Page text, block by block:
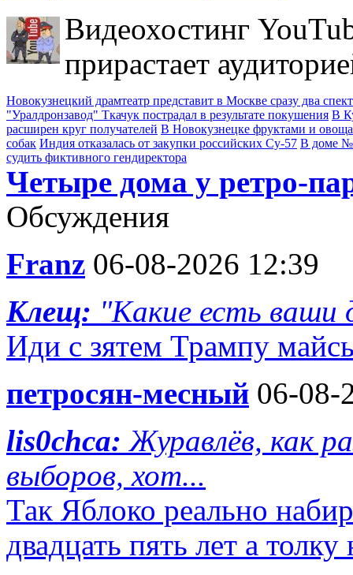
Видеохостинг
прирастает
Новокузнецкий драмтеатр представит в Москве сразу два
"Уралдронзавод" Ткачук пострадал в результате покушения В
расширен круг получателей В Новокузнецке фруктами и
собак Индия отказалась от закупки российских Су-57 В доме
судить фиктивного гендиректора
Четыре дома у ретро-
Обсуждения
Franz 06-08-2026 12:39
Клещ: "Какие есть ваши
Иди с зятем Трампу
петросян-месный 06-08-
lis0chca: Журавлёв, как
выборов, хот...
Так Яблоко реально
двадцать пять лет а толку